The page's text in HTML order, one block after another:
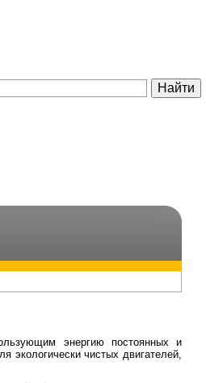
энергию постоянных и
экологически чистых двигателей,